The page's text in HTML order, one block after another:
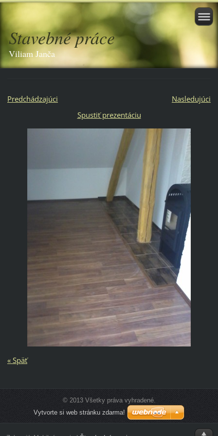
Stavebné práce
Viliam Janča
Predchádzajúci
Nasledujúci
Spustiť prezentáciu
« Späť
© 2013 Všetky práva vyhradené.
Vytvorte si web stránku zdarma!